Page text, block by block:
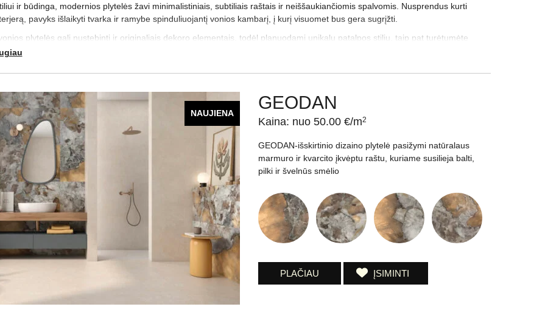
ir būdinga, modernios plytelės žavi minimalistiniais, subtiliais raštais ir neiššaukiančiomis spalvomis. Nusprendus kurti
pavyks išlaikyti tvarka ir ramybe spinduliuojantį vonios kambarį, į kurį visuomet bus gera sugrįžti.
plytelės gali nustebinti ir originaliais dekoro elementais, todėl planuodami unikalų patalpos stilių, taip pat turėtumėte
apdailos medžiagas. Jei svarstydami susidursite su nesklandumais, mūsų komanda visuomet mielai Jums padės.
NAUJIENA
GEODAN
Kaina: nuo 50.00 €/m2
GEODAN-išskirtinio dizaino plytelė pasižymi natūralaus
marmuro ir kvarcito įkvėptu raštu, kuriame susilieja balti,
pilki ir švelnūs smėlio
PLAČIAU ĮSIMINTI